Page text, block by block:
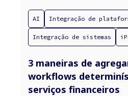
AI Integração de
Integração de sistemas
3 maneiras de
workflows
serviços financeiros